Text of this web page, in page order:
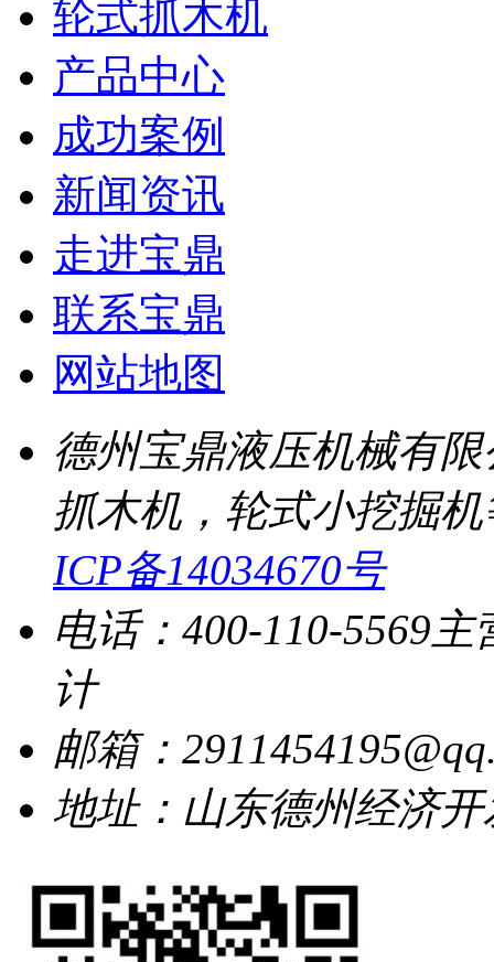
轮式抓木机
产品中心
成功案例
新闻资讯
走进宝鼎
联系宝鼎
网站地图
德州宝鼎液压机械有
抓木机，轮式小挖掘
ICP备14034670号
电话：400-110-5569 主
计
邮箱：
地址：山东德州经济